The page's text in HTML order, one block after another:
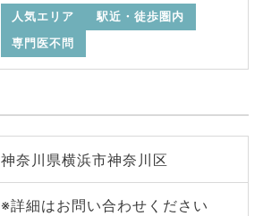
人気エリア
駅近・徒歩圏内
専門医不問
神奈川県横浜市神奈川区
※詳細はお問い合わせください